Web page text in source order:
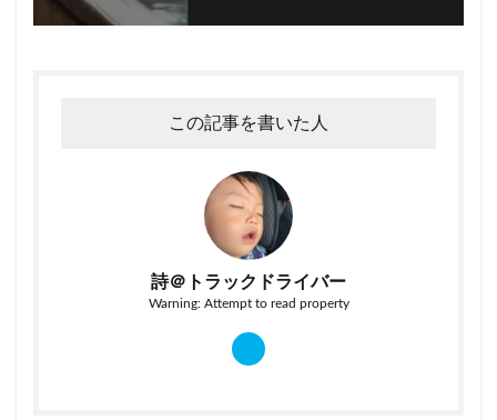
この記事を書いた人
詩＠トラックドライバー
Warning: Attempt to read property